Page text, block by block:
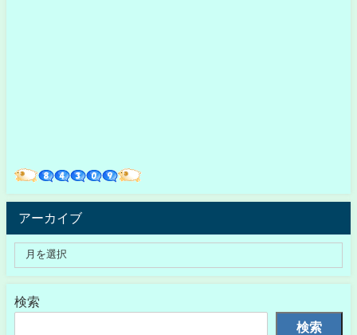
アーカイブ
検索
検索